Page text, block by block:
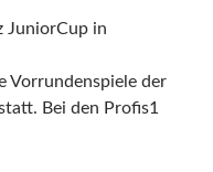
JuniorCup in
Vorrundenspiele der
Bei den Profis1